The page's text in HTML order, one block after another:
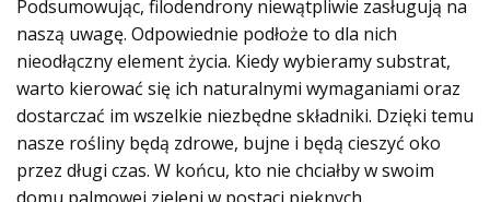
Podsumowując, filodendrony niewątpliwie zasługują na
naszą uwagę. Odpowiednie podłoże to dla nich
nieodłączny element życia. Kiedy wybieramy substrat,
warto kierować się ich naturalnymi wymaganiami oraz
dostarczać im wszelkie niezbędne składniki. Dzięki temu
nasze rośliny będą zdrowe, bujne i będą cieszyć oko
przez długi czas. W końcu, kto nie chciałby w swoim